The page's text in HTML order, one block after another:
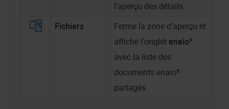
l'aperçu des détails.
Fichiers
Ferme la zone d'aperçu et
affiche l'onglet enaio®
avec la liste des
documents enaio®
partagés.